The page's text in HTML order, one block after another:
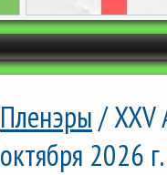
Пленэры/
октября 2026 г.